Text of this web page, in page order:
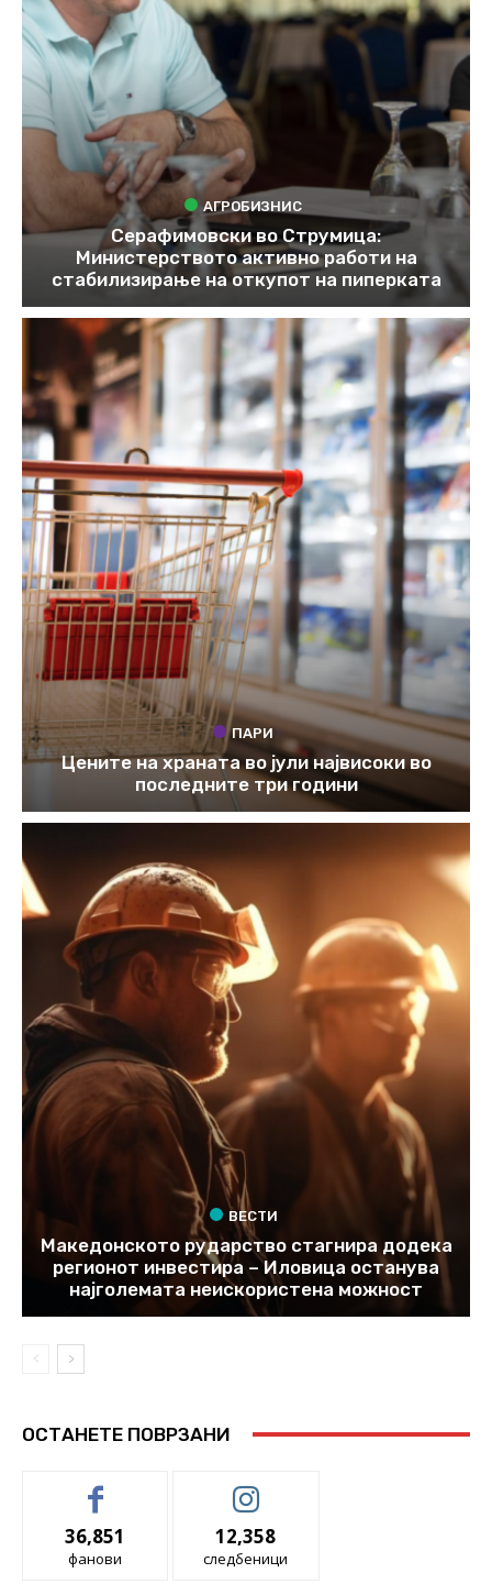
АГРОБИЗНИС
Серафимовски во Струмица:
Министерството активно работи на
стабилизирање на откупот на пиперката
ПАРИ
Цените на храната во јули највисоки во
последните три години
ВЕСТИ
Македонското рударство стагнира додека
регионот инвестира – Иловица останува
најголемата неискористена можност
ОСТАНЕТЕ ПОВРЗАНИ
36,851
фанови
12,358
следбеници